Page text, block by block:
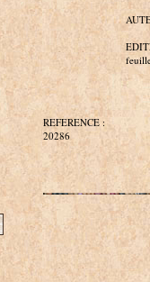
REFERENCE :
20286